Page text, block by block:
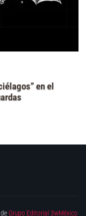
en el
Grupo Editorial 3wMéxico